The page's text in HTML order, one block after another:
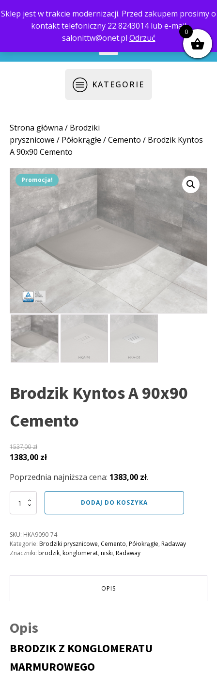
Sklep jest w trakcie modernizacji. Przed zakupem prosimy o
kontakt telefoniczny 22 8243014 lub e-mail
salonittw@onet.pl Odrzuć
biuro@saloni.pl 22 559-10-50
KATEGORIE
Strona główna / Brodziki
prysznicowe / Półokrągłe /Cemento / Brodzik Kyntos
A 90x90 Cemento
Promocja!
Brodzik Kyntos A 90x90
Cemento
1537,00zł
Pierwotna
wynosiła:
1537,00 zł.
1383,00 złAktualna
wynosi:
1383,00 zł.
Poprzednia najniższa cena: 1383,00 zł.
ilość
Brodzik
90x90
Cemento
DODAJ DO KOSZYKA
SKU: HKA9090-74
Kategorie: Brodziki prysznicowe, Cemento, Półokrągłe, Radaway
Znaczniki: brodzik, konglomerat, niski, Radaway
OPIS
Opis
BRODZIK Z KONGLOMERATU
MARMUROWEGO
0